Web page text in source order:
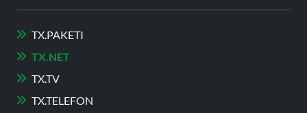
TX.PAKETI
TX.NET
TX.TV
TX.TELEFON